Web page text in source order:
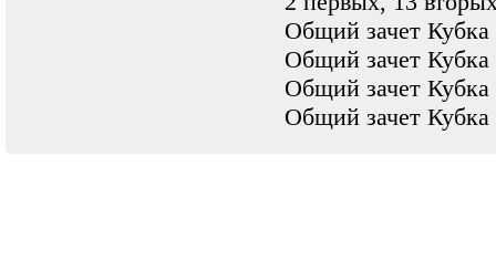
Общий зачет
Общий зачет
Общий зачет
Общий зачет